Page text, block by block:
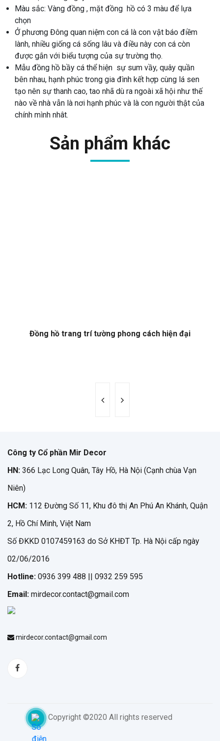
Màu sắc: Vàng đồng , mặt đồng hồ có 3 màu để lựa
chọn
Ở phương Đông quan niệm con cá là con vật báo điềm
lành, nhiều giống cá sống lâu và điều này con cá còn
được gắn với biểu tượng của sự trường thọ.
Mẫu đồng hồ bầy cá thể hiện sự sum vầy, quây quần
bên nhau, hạnh phúc trong gia đình kết hợp cùng lá sen
tạo nên sự thanh cao, tao nhã dù ra ngoài xã hội như thế
nào về nhà vẫn là nơi hạnh phúc và là con người thật của
chính mình nhât.
Sản phẩm khác
Đồng hồ trang trí tường phong cách hiện đại
Công ty Cổ phần Mir Decor
HN: 366 Lạc Long Quân, Tây Hồ, Hà Nội (Cạnh chùa Vạn
Niên)
HCM: 112 Đường Số 11, Khu đô thị An Phú An Khánh, Quận
2, Hồ Chí Minh, Việt Nam
Số ĐKKD 0107459163 do Sở KHĐT Tp. Hà Nội cấp ngày
02/06/2016
Hotline: 0936 399 488 || 0932 259 595
Email: mirdecor.contact@gmail.com
mirdecor.contact@gmail.com
Copyright ©2020 All rights reserved